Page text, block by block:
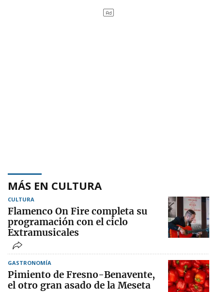
MÁS EN CULTURA
CULTURA
Flamenco On Fire completa su
programación con el ciclo
Extramusicales
GASTRONOMÍA
Pimiento de Fresno-Benavente,
el otro gran asado de la Meseta